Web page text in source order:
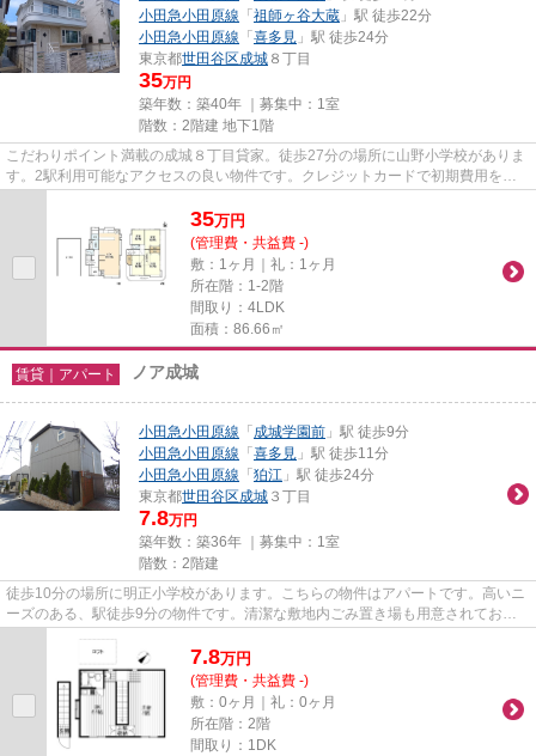
小田急小田原線 「祖師ヶ谷大蔵 」駅 徒歩22分
小田急小田原線 「喜多見 」駅 徒歩24分
東京都世田谷区成城 ８丁目
35万円
築年数：築40年 ｜募集中： 1室
階数：2階建 地下1階
こだわりポイント満載の成城８丁目貸家。徒歩27分の場所に山野小学校がありま
す。2駅利用可能なアクセスの良い物件です。クレジットカードで初期費用をお
支払いいただける物件です。賃...
35万円
(管理費・共益費 -)
敷：1ヶ月｜礼：1ヶ月
所在階：1-2階
間取り：4LDK
面積：86.66㎡
賃貸｜アパート ノア成城
小田急小田原線 「成城学園前 」駅 徒歩9分
小田急小田原線 「喜多見 」駅 徒歩11分
小田急小田原線 「狛江 」駅 徒歩24分
東京都世田谷区成城 ３丁目
7.8万円
築年数：築36年 ｜募集中： 1室
階数：2階建
徒歩10分の場所に明正小学校があります。こちらの物件はアパートです。高いニ
ーズのある、駅徒歩9分の物件です。清潔な敷地内ごみ置き場も用意されており
ます。当社スタッフが地域の賃...
7.8万円
(管理費・共益費 -)
敷：0ヶ月｜礼：0ヶ月
所在階：2階
間取り：1DK